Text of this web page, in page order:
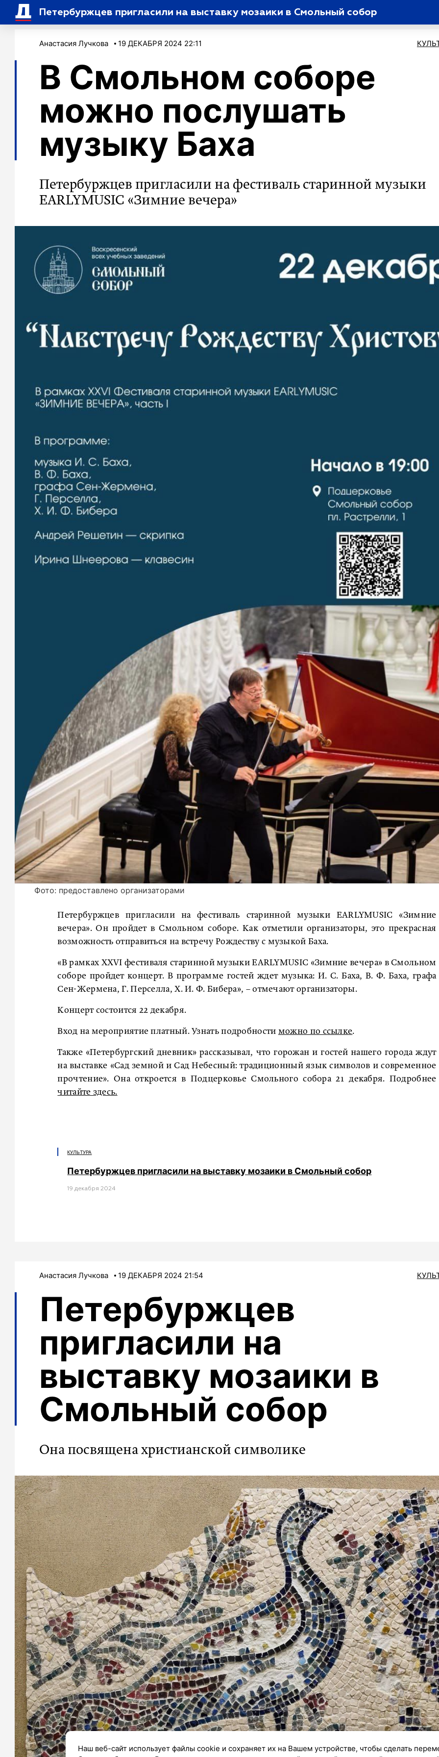
Петербуржцев пригласили на выставку мозаики в Смольный собор
Анастасия Лучкова 19 ДЕКАБРЯ 2024 22:11
В Смольном соборе
можно послушать
музыку Баха
Петербуржцев пригласили на фестиваль старинной музыки
EARLYMUSIC «Зимние вечера»
Фото: предоставлено организаторами
Петербуржцев пригласили на фестиваль старинной музыки EARLYMUSIC «Зимние
вечера». Он пройдет в Смольном соборе. Как отметили организаторы, это прекрасная
возможность отправиться на встречу Рождеству с музыкой Баха.
«В рамках XXVI фестиваля старинной музыки EARLYMUSIC «Зимние вечера» в Смольном
соборе пройдет концерт. В программе гостей ждет музыка: И. С. Баха, В. Ф. Баха, графа
Сен-Жермена, Г. Перселла, Х. И. Ф. Бибера», – отмечают организаторы.
Концерт состоится 22 декабря.
Вход на мероприятие платный. Узнать подробности можно по ссылке.
Также «Петербургский дневник» рассказывал, что горожан и гостей нашего города ждут
на выставке «Сад земной и Сад Небесный: традиционный язык символов и современное
прочтение». Она откроется в Подцерковье Смольного собора 21 декабря. Подробнее
читайте здесь.
КУЛЬТУРА
Петербуржцев пригласили на выставку мозаики в Смольный собор
19 декабря 2024
Анастасия Лучкова 19 ДЕКАБРЯ 2024 21:54
Петербуржцев
пригласили на
выставку мозаики в
Смольный собор
Она посвящена христианской символике
Наш веб-сайт использует файлы cookie и сохраняет их на Вашем устройстве, чтобы сделать